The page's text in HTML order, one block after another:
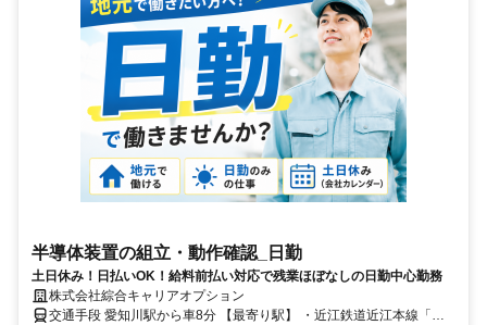
半導体装置の組立・動作確認_日勤
土日休み！日払いOK！給料前払い対応で残業ほぼなしの日勤中心勤務
株式会社綜合キャリアオプション
交通手段 愛知川駅から車8分 【最寄り駅】 ・近江鉄道近江本線「愛